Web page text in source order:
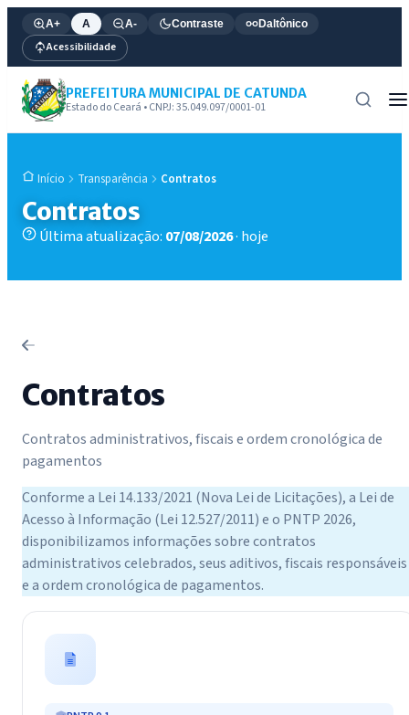
A+ A A- Contraste Daltônico
Acessibilidade
PREFEITURA MUNICIPAL DE CATUNDA
Estado do Ceará • CNPJ: 35.049.097/0001-01
Início Transparência Contratos
Contratos
Última atualização: 07/08/2026· hoje
Contratos
Contratos administrativos, fiscais e ordem cronológica de
pagamentos
Conforme a Lei 14.133/2021 (Nova Lei de Licitações), a Lei de
Acesso à Informação (Lei 12.527/2011) e o PNTP 2026,
disponibilizamos informações sobre contratos
administrativos celebrados, seus aditivos, fiscais responsáveis
e a ordem cronológica de pagamentos.